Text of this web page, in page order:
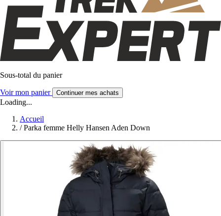
Sous-total du panier
Voir mon panier Continuer mes achats
Loading...
Accueil
/ Parka femme Helly Hansen Aden Down